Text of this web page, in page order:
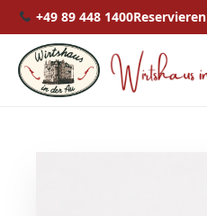
+49 89 448 1400Reservieren